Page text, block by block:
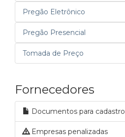
Pregão Eletrônico
Pregão Presencial
Tomada de Preço
Fornecedores
Documentos para cadastro
Empresas penalizadas